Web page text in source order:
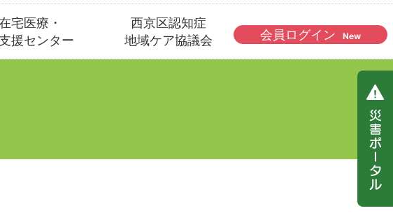
宅医療・
援センター
西京区認知症
地域ケア協議会
会員ログイン New